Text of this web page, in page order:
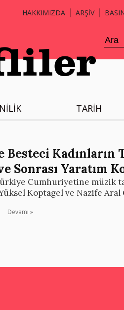
HAKKIMIZDA ARŞİV
TARİH
Besteci Kadınların
Sonrası Yaratım
Cumhuriyetine müzik
Koptagel ve Nazife Aral
Devamı »